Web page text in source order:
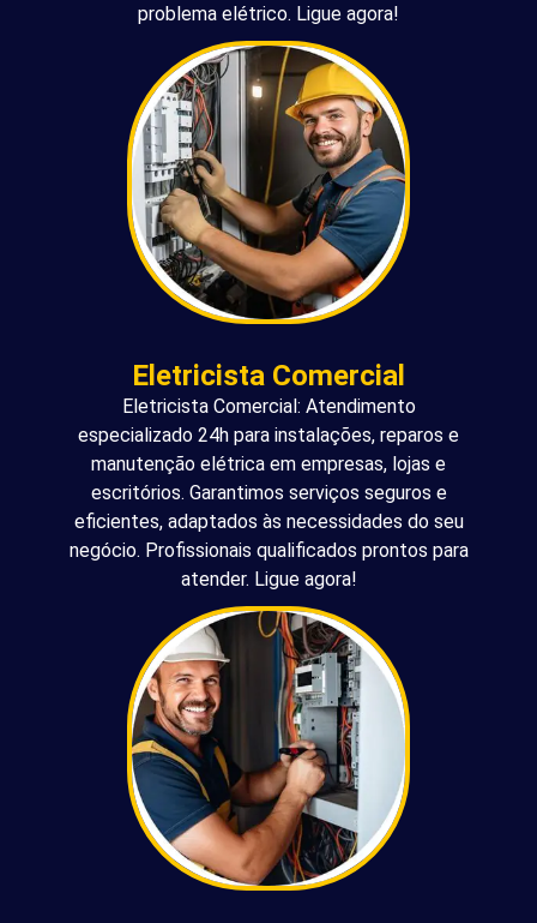
problema elétrico. Ligue agora!
Eletricista Comercial
Eletricista Comercial: Atendimento
especializado 24h para instalações, reparos e
manutenção elétrica em empresas, lojas e
escritórios. Garantimos serviços seguros e
eficientes, adaptados às necessidades do seu
negócio. Profissionais qualificados prontos para
atender. Ligue agora!